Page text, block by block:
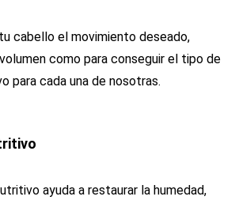
cabello el movimiento deseado,
como para conseguir el tipo de
para cada una de nosotras.
ivo ayuda a restaurar la humedad,